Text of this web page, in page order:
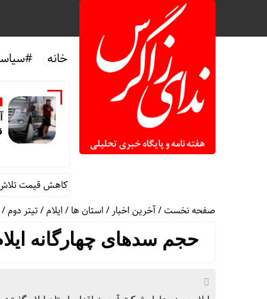
خانه
افزایش بهای بنزین در آمریکا/ کاخ سفید: برای کاهش قیمت تلاش
صفحه نخست/آخرین اخبار/استان ها/ایلام/تیتر دوم/
حجم سدهای چهارگانه ایلام بیش از ۲۸۷